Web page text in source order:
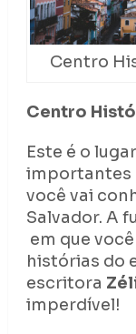
Centro
Centro
Este é o
importantes
você vai
Salvador. A
em que
histórias do
escritora
imperdível!